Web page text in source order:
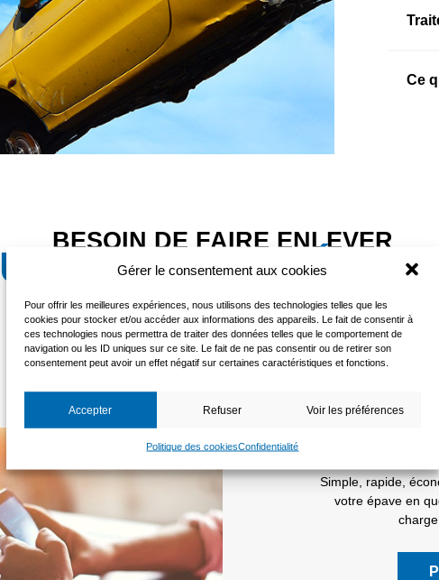
Gérer le consentement aux cookies
Pour offrir les meilleures expériences, nous utilisons des technologies telles que les
cookies pour stocker et/ou accéder aux informations des appareils. Le fait de consentir à
ces technologies nous permettra de traiter des données telles que le comportement de
navigation ou les ID uniques sur ce site. Le fait de ne pas consentir ou de retirer son
consentement peut avoir un effet négatif sur certaines caractéristiques et fonctions.
Accepter Refuser Voir les préférences
Politique des cookiesConfidentialité
Ce
BESOIN DE FAIRE ENLEVER
UNE VOITURE
COMMENT ÇA MARCHE
Simple, rapide,
votre épave en